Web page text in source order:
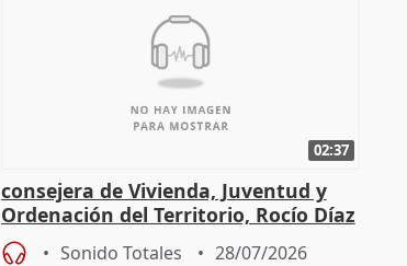
02:37
consejera de Vivienda, Juventud y
Ordenación del Territorio, Rocío Díaz
Sonido Totales 28/07/2026